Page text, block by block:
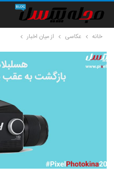
خانه عکاسی از میان اخبار